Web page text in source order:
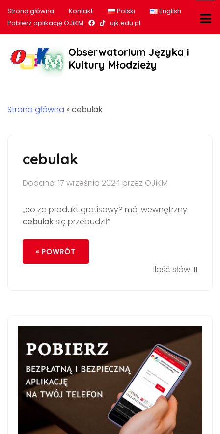
Strona główna Kontakt Polski
English
Pobierz aplikację OJiKM
Nasz profil na Facebook
Nasz profil na tiktok
ujk.edu.pl
Obserwatorium Języka i
Kultury Młodzieży
Strona główna » cebulak
cebulak
Dodano: 17 września 2024 przez OJiKM
„co za produkt gratisowy? mój wewnętrzny
cebulaksię przebudził”
« POWRÓT
Ilość słów: 11